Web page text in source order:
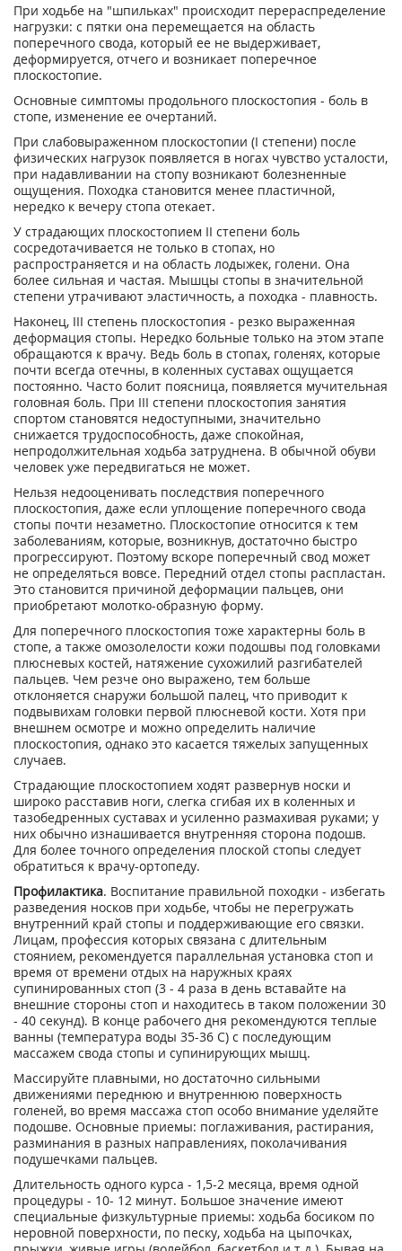
При ходьбе на "шпильках" происходит перераспределение
нагрузки: с пятки она перемещается на область
поперечного свода, который ее не выдерживает,
деформируется, отчего и возникает поперечное
плоскостопие.
Основные симптомы продольного плоскостопия - боль в
стопе, изменение ее очертаний.
При слабовыраженном плоскостопии (I степени) после
физических нагрузок появляется в ногах чувство усталости,
при надавливании на стопу возникают болезненные
ощущения. Походка становится менее пластичной,
нередко к вечеру стопа отекает.
У страдающих плоскостопием II степени боль
сосредотачивается не только в стопах, но
распространяется и на область лодыжек, голени. Она
более сильная и частая. Мышцы стопы в значительной
степени утрачивают эластичность, а походка - плавность.
Наконец, III степень плоскостопия - резко выраженная
деформация стопы. Нередко больные только на этом этапе
обращаются к врачу. Ведь боль в стопах, голенях, которые
почти всегда отечны, в коленных суставах ощущается
постоянно. Часто болит поясница, появляется мучительная
головная боль. При III степени плоскостопия занятия
спортом становятся недоступными, значительно
снижается трудоспособность, даже спокойная,
непродолжительная ходьба затруднена. В обычной обуви
человек уже передвигаться не может.
Нельзя недооценивать последствия поперечного
плоскостопия, даже если уплощение поперечного свода
стопы почти незаметно. Плоскостопие относится к тем
заболеваниям, которые, возникнув, достаточно быстро
прогрессируют. Поэтому вскоре поперечный свод может
не определяться вовсе. Передний отдел стопы распластан.
Это становится причиной деформации пальцев, они
приобретают молотко-образную форму.
Для поперечного плоскостопия тоже характерны боль в
стопе, а также омозолелости кожи подошвы под головками
плюсневых костей, натяжение сухожилий разгибателей
пальцев. Чем резче оно выражено, тем больше
отклоняется снаружи большой палец, что приводит к
подвывихам головки первой плюсневой кости. Хотя при
внешнем осмотре и можно определить наличие
плоскостопия, однако это касается тяжелых запущенных
случаев.
Страдающие плоскостопием ходят развернув носки и
широко расставив ноги, слегка сгибая их в коленных и
тазобедренных суставах и усиленно размахивая руками; у
них обычно изнашивается внутренняя сторона подошв.
Для более точного определения плоской стопы следует
обратиться к врачу-ортопеду.
Профилактика. Воспитание правильной походки - избегать
разведения носков при ходьбе, чтобы не перегружать
внутренний край стопы и поддерживающие его связки.
Лицам, профессия которых связана с длительным
стоянием, рекомендуется параллельная установка стоп и
время от времени отдых на наружных краях
супинированных стоп (3 - 4 раза в день вставайте на
внешние стороны стоп и находитесь в таком положении 30
- 40 секунд). В конце рабочего дня рекомендуются теплые
ванны (температура воды 35-36 С) с последующим
массажем свода стопы и супинирующих мышц.
Массируйте плавными, но достаточно сильными
движениями переднюю и внутреннюю поверхность
голеней, во время массажа стоп особо внимание уделяйте
подошве. Основные приемы: поглаживания, растирания,
разминания в разных направлениях, поколачивания
подушечками пальцев.
Длительность одного курса - 1,5-2 месяца, время одной
процедуры - 10- 12 минут. Большое значение имеют
специальные физкультурные приемы: ходьба босиком по
неровной поверхности, по песку, ходьба на цыпочках,